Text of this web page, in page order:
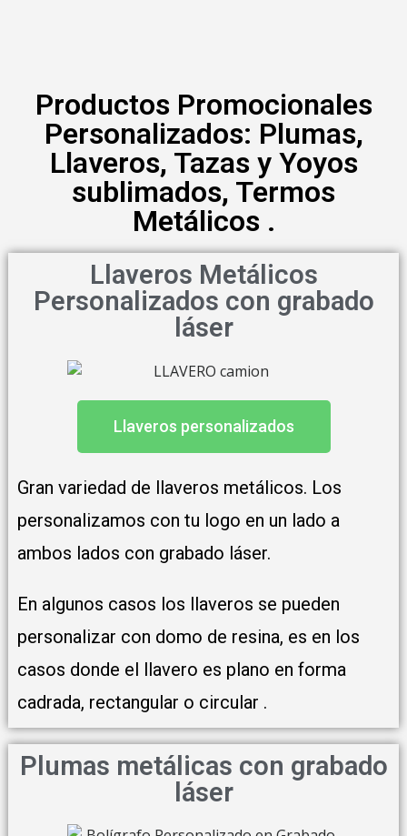
Productos Promocionales
Personalizados: Plumas,
Llaveros, Tazas y Yoyos
sublimados, Termos
Metálicos .
Llaveros Metálicos
Personalizados con grabado
láser
Llaveros personalizados
Gran variedad de llaveros metálicos. Los
personalizamos con tu logo en un lado a
ambos lados con grabado láser.
En algunos casos los llaveros se pueden
personalizar con domo de resina, es en los
casos donde el llavero es plano en forma
cadrada, rectangular o circular .
Plumas metálicas con grabado
láser